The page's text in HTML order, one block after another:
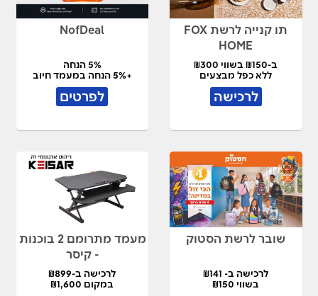
תו קנייה לרשת FOX
HOME
ב-₪150 בשווי ₪300
ללא כפל מבצעים
לרכישה
NofDeal
5% הנחה
+5% הנחה במעמד חיוב
לפרטים
שובר לרשת הסטוק
לרכישה ב- ₪141
בשווי ₪150
מעמד מתרומם 2 בוכנות
- קיסר
לרכישה ב-₪899
במקום ₪1,600